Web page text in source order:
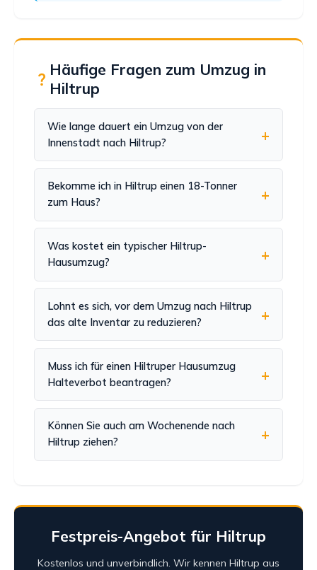
Häufige Fragen zum Umzug in
Hiltrup
Wie lange dauert ein Umzug von der
Innenstadt nach Hiltrup?
Bekomme ich in Hiltrup einen 18-Tonner
zum Haus?
Was kostet ein typischer Hiltrup-
Hausumzug?
Lohnt es sich, vor dem Umzug nach Hiltrup
das alte Inventar zu reduzieren?
Muss ich für einen Hiltruper Hausumzug
Halteverbot beantragen?
Können Sie auch am Wochenende nach
Hiltrup ziehen?
Festpreis-Angebot für Hiltrup
Kostenlos und unverbindlich. Wir kennen Hiltrup aus